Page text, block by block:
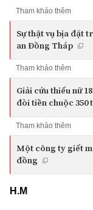
Tham khảo thêm
Sự thật vụ bịa đặt
an Đồng Tháp
Tham khảo thêm
Giải cứu thiếu nữ
đòi tiền chuộc 350
Tham khảo thêm
Một công ty giết
đồng
H.M